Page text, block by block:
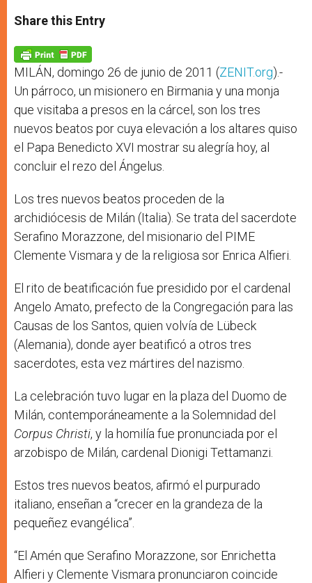
t
s
p
p
s
e
g
e
r
e
b
o
k
Share this Entry
MILÁN, domingo 26 de junio de 2011 (ZENIT.org).-
Un párroco, un misionero en Birmania y una monja
que visitaba a presos en la cárcel, son los tres
nuevos beatos por cuya elevación a los altares quiso
el Papa Benedicto XVI mostrar su alegría hoy, al
concluir el rezo del Ángelus.
Los tres nuevos beatos proceden de la
archidiócesis de Milán (Italia). Se trata del sacerdote
Serafino Morazzone, del misionario del PIME
Clemente Vismara y de la religiosa sor Enrica Alfieri.
El rito de beatificación fue presidido por el cardenal
Angelo Amato, prefecto de la Congregación para las
Causas de los Santos, quien volvía de Lübeck
(Alemania), donde ayer beatificó a otros tres
sacerdotes, esta vez mártires del nazismo.
La celebración tuvo lugar en la plaza del Duomo de
Milán, contemporáneamente a la Solemnidad del
Corpus Christi, y la homilía fue pronunciada por el
arzobispo de Milán, cardenal Dionigi Tettamanzi.
Estos tres nuevos beatos, afirmó el purpurado
italiano, enseñan a “crecer en la grandeza de la
pequeñez evangélica”.
“El Amén que Serafino Morazzone, sor Enrichetta
Alfieri y Clemente Vismara pronunciaron coincide